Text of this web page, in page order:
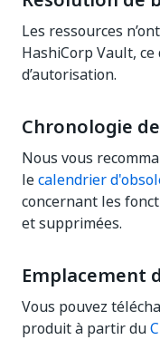
Les ressources
HashiCorp Vault,
d’autorisation.
Chronologie
Nous vous
lecalendrier
concernant les
et supprimées.
Emplacement
Vous pouvez
produit à partir du